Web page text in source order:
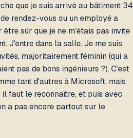
que je suis arrivé au bâtiment 34
rendez-vous ou un employé a
sûr que je ne m'étais pas invite
J'entre dans la salle. Je me suis
majoritairement féminin (qui a
pas de bons ingénieurs ?). C'est
tant d'autres à Microsoft, mais
faut le reconnaître, et puis avec
a pas encore partout sur le